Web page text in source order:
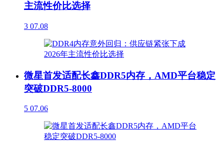
主流性价比选择
3 07.08
微星首发适配长鑫DDR5内存，AMD平台稳定
突破DDR5-8000
5 07.06